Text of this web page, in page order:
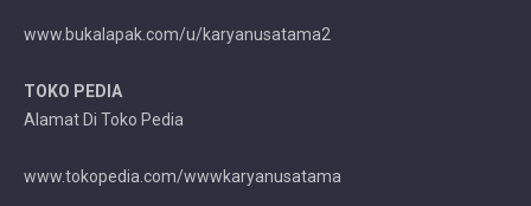
www.bukalapak.com/u/karyanusatama2
TOKO PEDIA
Alamat Di Toko Pedia
www.tokopedia.com/wwwkaryanusatama